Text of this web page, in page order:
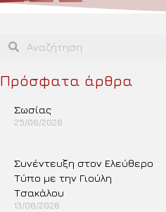
Πρόσφατα άρθρα
Σωσίας
25/06/2026
Συνέντευξη στον Ελεύθερο
Τύπο με την Γιούλη
Τσακάλου
13/06/2026